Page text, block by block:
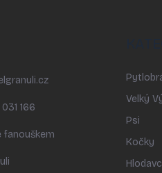
166
fanouškem
Velký
Psi
Kočky